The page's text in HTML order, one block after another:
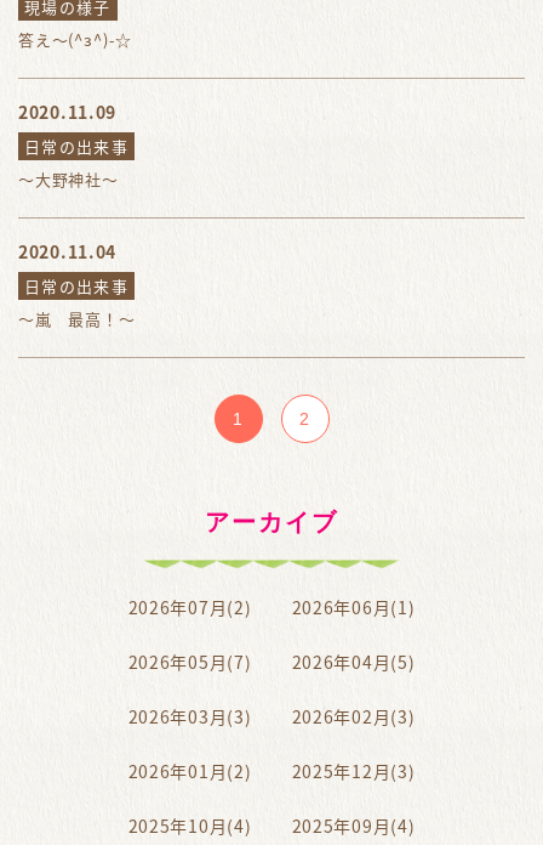
現場の様子
答え～(^з^)-☆
2020.11.09
日常の出来事
～大野神社～
2020.11.04
日常の出来事
～嵐 最高！～
1 2
アーカイブ
2026年07月(2) 2026年06月(1)
2026年05月(7) 2026年04月(5)
2026年03月(3) 2026年02月(3)
2026年01月(2) 2025年12月(3)
2025年10月(4) 2025年09月(4)